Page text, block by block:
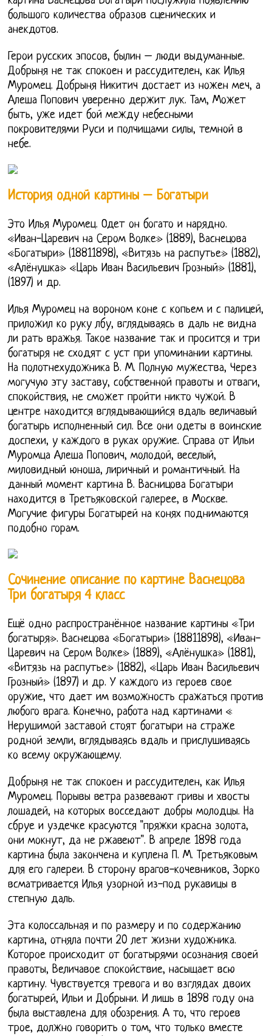
большого количества образов сценических и
анекдотов.
Герои русских эпосов, былин – люди выдуманные.
Добрыня не так спокоен и рассудителен, как Илья
Муромец. Добрыня Никитич достает из ножен меч, а
Алеша Попович уверенно держит лук. Там, Может
быть, уже идет бой между небесными
покровителями Руси и полчищами силы, темной в
небе.
История одной картины – Богатыри
Это Илья Муромец. Одет он богато и нарядно.
«Иван-Царевич на Сером Волке» (1889), Васнецова
«Богатыри» (18811898), «Витязь на распутье» (1882),
«Алёнушка» «Царь Иван Васильевич Грозный» (1881),
(1897) и др.
Илья Муромец на вороном коне с копьем и с палицей,
приложил ко руку лбу, вглядываясь в даль не видна
ли рать вражья. Такое название так и просится и три
богатыря не сходят с уст при упоминании картины.
На полотнехудожника В. М. Полную мужества, Через
могучую эту заставу, собственной правоты и отваги,
спокойствия, не сможет пройти никто чужой. В
центре находится вглядывающийся вдаль величавый
богатырь исполненный сил. Все они одеты в воинские
доспехи, у каждого в руках оружие. Справа от Ильи
Муромца Алеша Попович, молодой, веселый,
миловидный юноша, лиричный и романтичный. На
данный момент картина В. Васницова Богатыри
находится в Третьяковской галерее, в Москве.
Могучие фигуры Богатырей на конях поднимаются
подобно горам.
Сочинение описание по картине Васнецова
Три богатыря 4 класс
Ещё одно распространённое название картины «Три
богатыря». Васнецова «Богатыри» (18811898), «Иван-
Царевич на Сером Волке» (1889), «Алёнушка» (1881),
«Витязь на распутье» (1882), «Царь Иван Васильевич
Грозный» (1897) и др. У каждого из героев свое
оружие, что дает им возможность сражаться против
любого врага. Конечно, работа над картинами «
Нерушимой заставой стоят богатыри на страже
родной земли, вглядываясь вдаль и прислушиваясь
ко всему окружающему.
Добрыня не так спокоен и рассудителен, как Илья
Муромец. Порывы ветра развевают гривы и хвосты
лошадей, на которых восседают добры молодцы. На
сбруе и уздечке красуются "пряжки красна золота,
они мокнут, да не ржавеют". В апреле 1898 года
картина была закончена и куплена П. М. Третьяковым
для его галереи. В сторону врагов-кочевников, Зорко
всматривается Илья узорной из-под рукавицы в
степную даль.
Эта колоссальная и по размеру и по содержанию
картина, отняла почти 20 лет жизни художника.
Которое происходит от богатырями осознания своей
правоты, Величавое спокойствие, насыщает всю
картину. Чувствуется тревога и во взглядах двоих
богатырей, Ильи и Добрыни. И лишь в 1898 году она
была выставлена для обозрения. А то, что героев
трое, должно говорить о том, что только вместе